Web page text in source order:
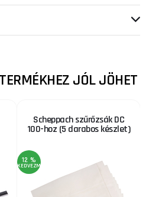
JÓL JÖHET
Scheppach szűrőzsák DC
100-hoz (5 darabos készlet)
12 %
KEDVEZMÉNY